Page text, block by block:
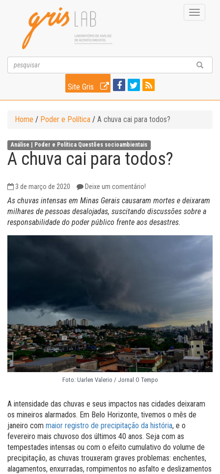
Toggle
Site Gris
Home / Poder e Política / A chuva cai para todos?
Análise | Poder e Política Questões socioambientais
A chuva cai para todos?
3 de março de 2020 Deixe um comentário!
As chuvas intensas em Minas Gerais causaram mortes e deixaram
milhares de pessoas desalojadas, suscitando discussões sobre a
responsabilidade do poder público frente aos desastres.
Foto: Uarlen Valerio / Jornal O Tempo
A intensidade das chuvas e seus impactos nas cidades deixaram
os mineiros alarmados. Em Belo Horizonte, tivemos o mês de
janeiro com maior registro de precipitação da história, e o
fevereiro mais chuvoso dos últimos 40 anos. Seja com as
tempestades intensas ou com o efeito cumulativo do volume de
precipitação, as chuvas trouxeram graves problemas: enchentes,
alagamentos, enxurradas, rompimentos no asfalto e deslizamentos